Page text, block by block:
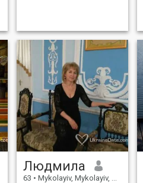
Людмила
63 • Mykolayiv, Mykolayiv, Ukrania